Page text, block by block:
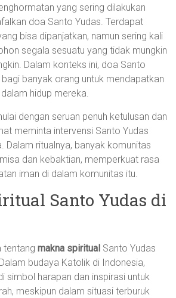
yang sering dilakukan
doa Santo Yudas. Terdapat
bisa dipanjatkan, namun sering kali
segala sesuatu yang tidak mungkin
Dalam konteks ini, doa Santo
banyak orang untuk mendapatkan
hidup mereka.
dengan seruan penuh ketulusan dan
meminta intervensi Santo Yudas
Dalam ritualnya, banyak komunitas
dan kebaktian, memperkuat rasa
iman di dalam komunitas itu.
Santo Yudas di
tentangmakna spiritual Santo Yudas
budaya Katolik di Indonesia,
simbol harapan dan inspirasi untuk
meskipun dalam situasi terburuk